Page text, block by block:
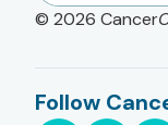
© 2026 Cancer
Follow